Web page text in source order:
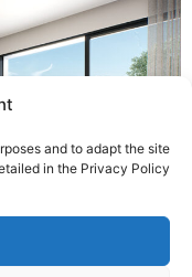
and to adapt the site
in the Privacy Policy.